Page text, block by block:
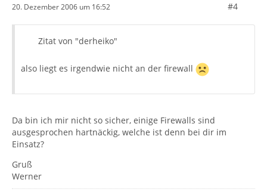
20. Dezember 2006 um 16:52 #4
Zitat von "derheiko"
also liegt es irgendwie nicht an der firewall
Da bin ich mir nicht so sicher, einige Firewalls sind
ausgesprochen hartnäckig, welche ist denn bei dir im
Einsatz?
Gruß
Werner